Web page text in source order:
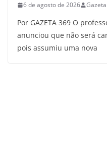
6 de agosto de 2026
Por GAZETA 369 O
anunciou que não será
pois assumiu uma nova